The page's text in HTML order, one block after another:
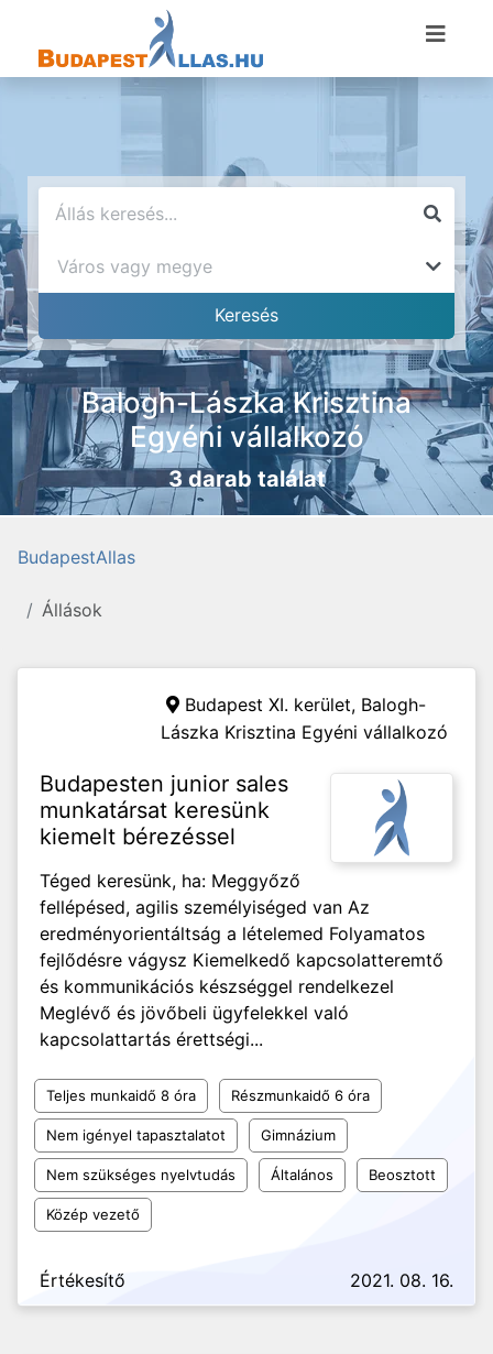
Balogh-Lászka Krisztina
Egyéni vállalkozó
3 darab találat
BudapestAllas
Állások
Budapest XI. kerület, Balogh-
Lászka Krisztina Egyéni vállalkozó
Budapesten junior sales
munkatársat keresünk
kiemelt bérezéssel
Téged keresünk, ha: Meggyőző
fellépésed, agilis személyiséged van Az
eredményorientáltság a lételemed Folyamatos
fejlődésre vágysz Kiemelkedő kapcsolatteremtő
és kommunikációs készséggel rendelkezel
Meglévő és jövőbeli ügyfelekkel való
kapcsolattartás érettségi...
Teljes munkaidő 8 óra Részmunkaidő 6 óra
Nem igényel tapasztalatot Gimnázium
Nem szükséges nyelvtudás Általános Beosztott
Közép vezető
Értékesítő 2021. 08. 16.